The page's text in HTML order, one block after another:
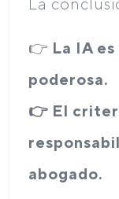
👉 La IA
poderosa.
👉 El
abogado.